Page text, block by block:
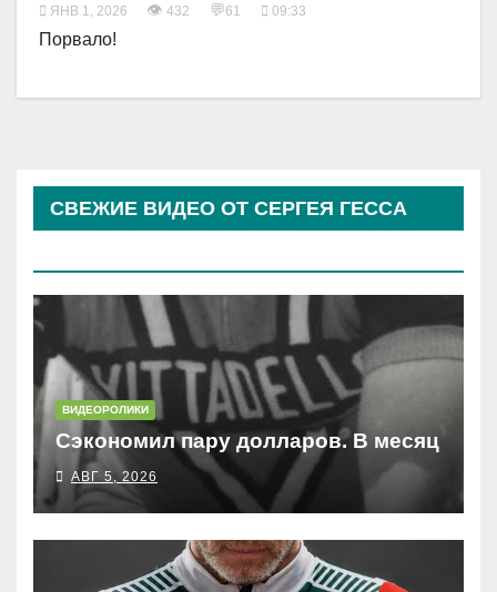
ЯНВ 1, 2026 👁 432 💬61 09:33
Порвало!
СВЕЖИЕ ВИДЕО ОТ СЕРГЕЯ ГЕССА
ВИДЕОРОЛИКИ
Сэкономил пару долларов. В месяц
АВГ 5, 2026